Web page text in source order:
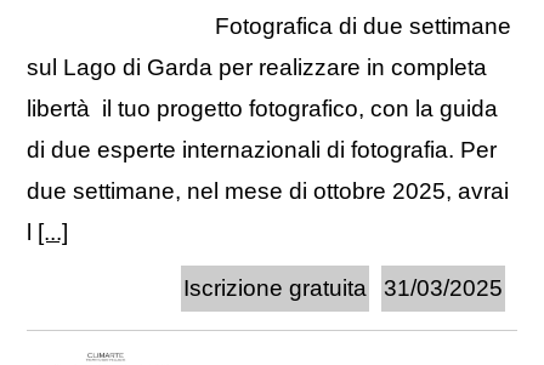
Fotografica di due settimane
sul Lago di Garda per realizzare in completa
libertà il tuo progetto fotografico, con la guida
di due esperte internazionali di fotografia. Per
due settimane, nel mese di ottobre 2025, avrai
[...]
31/03/2025
Iscrizione gratuita